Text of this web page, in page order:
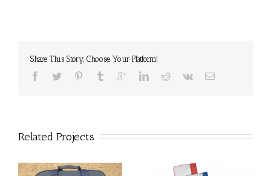
Share This Story, Choose Your Platform!
Related Projects